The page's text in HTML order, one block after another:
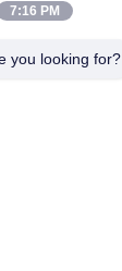
सबमिट करें
7:16 PM
you looking for?